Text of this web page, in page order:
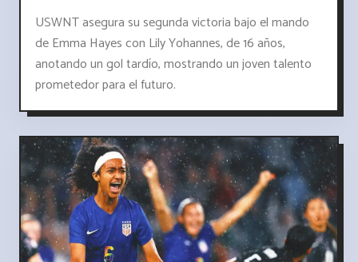
USWNT asegura su segunda victoria bajo el mando
de Emma Hayes con Lily Yohannes, de 16 años,
anotando un gol tardío, mostrando un joven talento
prometedor para el futuro.